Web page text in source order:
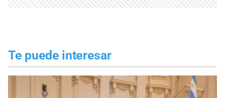
Te puede interesar